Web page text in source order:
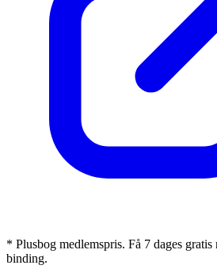
* Plusbog medlemspris. Få 7 dages gratis
binding.